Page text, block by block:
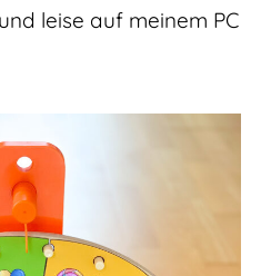
leise auf meinem PC